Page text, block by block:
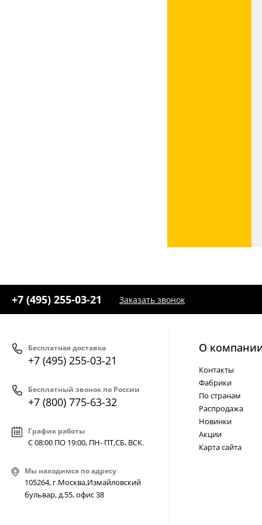
+7 (495) 255-03-21 Заказать звонок
Бесплатная доставка
+7 (495) 255-03-21
Бесплатный звонок по России
+7 (800) 775-63-32
График работы
С 08:00 ПО 19:00, ПН- ПТ,СБ, ВСК.
Мы находимся по адресу
105264, г.Москва,Измайловский
бульвар, д.55, офис 38
О
Контакты
Фабрики
По странам
Распродажа
Новинки
Акции
Карта сайта